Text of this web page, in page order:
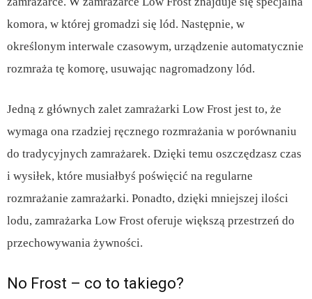
komora, w której gromadzi się lód. Następnie, w
określonym interwale czasowym, urządzenie automatycznie
rozmraża tę komorę, usuwając nagromadzony lód.
Jedną z głównych zalet zamrażarki Low Frost jest to, że
wymaga ona rzadziej ręcznego rozmrażania w porównaniu
do tradycyjnych zamrażarek. Dzięki temu oszczędzasz czas
i wysiłek, które musiałbyś poświęcić na regularne
rozmrażanie zamrażarki. Ponadto, dzięki mniejszej ilości
lodu, zamrażarka Low Frost oferuje większą przestrzeń do
przechowywania żywności.
No Frost – co to takiego?